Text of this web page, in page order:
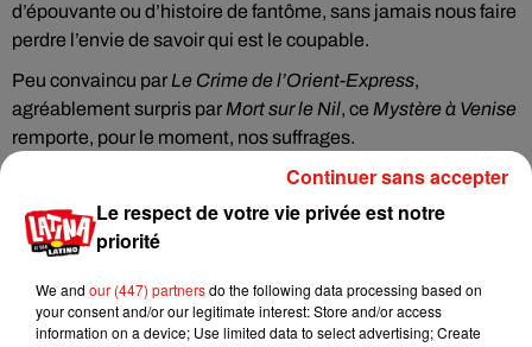
d’épouvante ou d’histoire de fantôme, sans jamais nous faire
perdre l’envie de savoir qui est le coupable.
Peu convaincu par Le Crime de l’Orient-Express,
agréablement surpris par Mort sur le Nil, ce Mystère à Venise
remporte, pour le moment, nos suffrages.
Cet élément est masqué compte-tenu du refus du
dépôt de cookies que vous avez exprimé. Si vous
souhaitez l'afficher, merci de nous donner votre accord
en cliquant sur le bouton ci-dessous.
Le respect de votre vie privée est notre
priorité
We and our (447) partnersdo the following data processing based on
your consent and/or our legitimate interest: Store and/or access
information on a device; Use limited data to select advertising; Create
Continuer sans accepter